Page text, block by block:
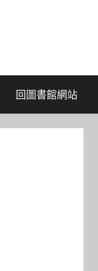
回圖書館網站